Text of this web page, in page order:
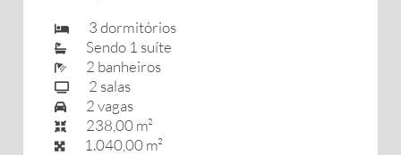
3 dormitórios
Sendo 1 suíte
2 banheiros
2 salas
2 vagas
238,00 m²
1.040,00 m²